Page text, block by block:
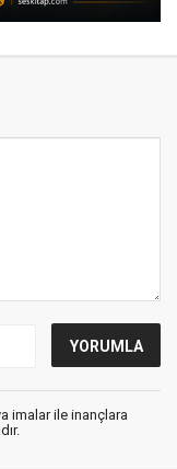
imalar ile inançlara